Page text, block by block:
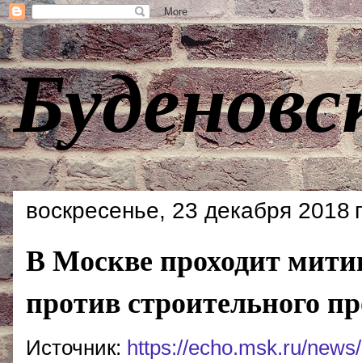
воскресенье, 23 декабря 2018
В Москве проходит
против строительного
Источник: https://echo.msk.ru/